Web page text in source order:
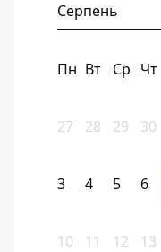
Серпень
Пн Вт Ср Чт
27 28 29 30
3 4 5 6
10 11 12 13